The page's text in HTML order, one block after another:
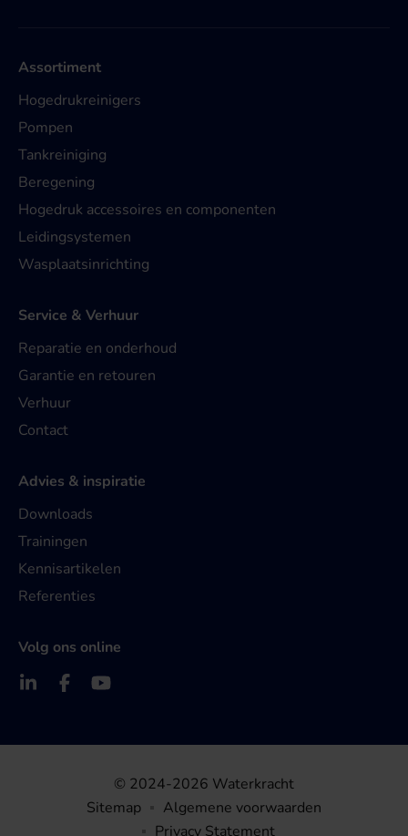
Assortiment
Hogedrukreinigers
Pompen
Tankreiniging
Beregening
Hogedruk accessoires en componenten
Leidingsystemen
Wasplaatsinrichting
Service & Verhuur
Reparatie en onderhoud
Garantie en retouren
Verhuur
Contact
Advies & inspiratie
Downloads
Trainingen
Kennisartikelen
Referenties
Volg ons online
© 2024-2026 Waterkracht
Sitemap
Algemene voorwaarden
Privacy Statement